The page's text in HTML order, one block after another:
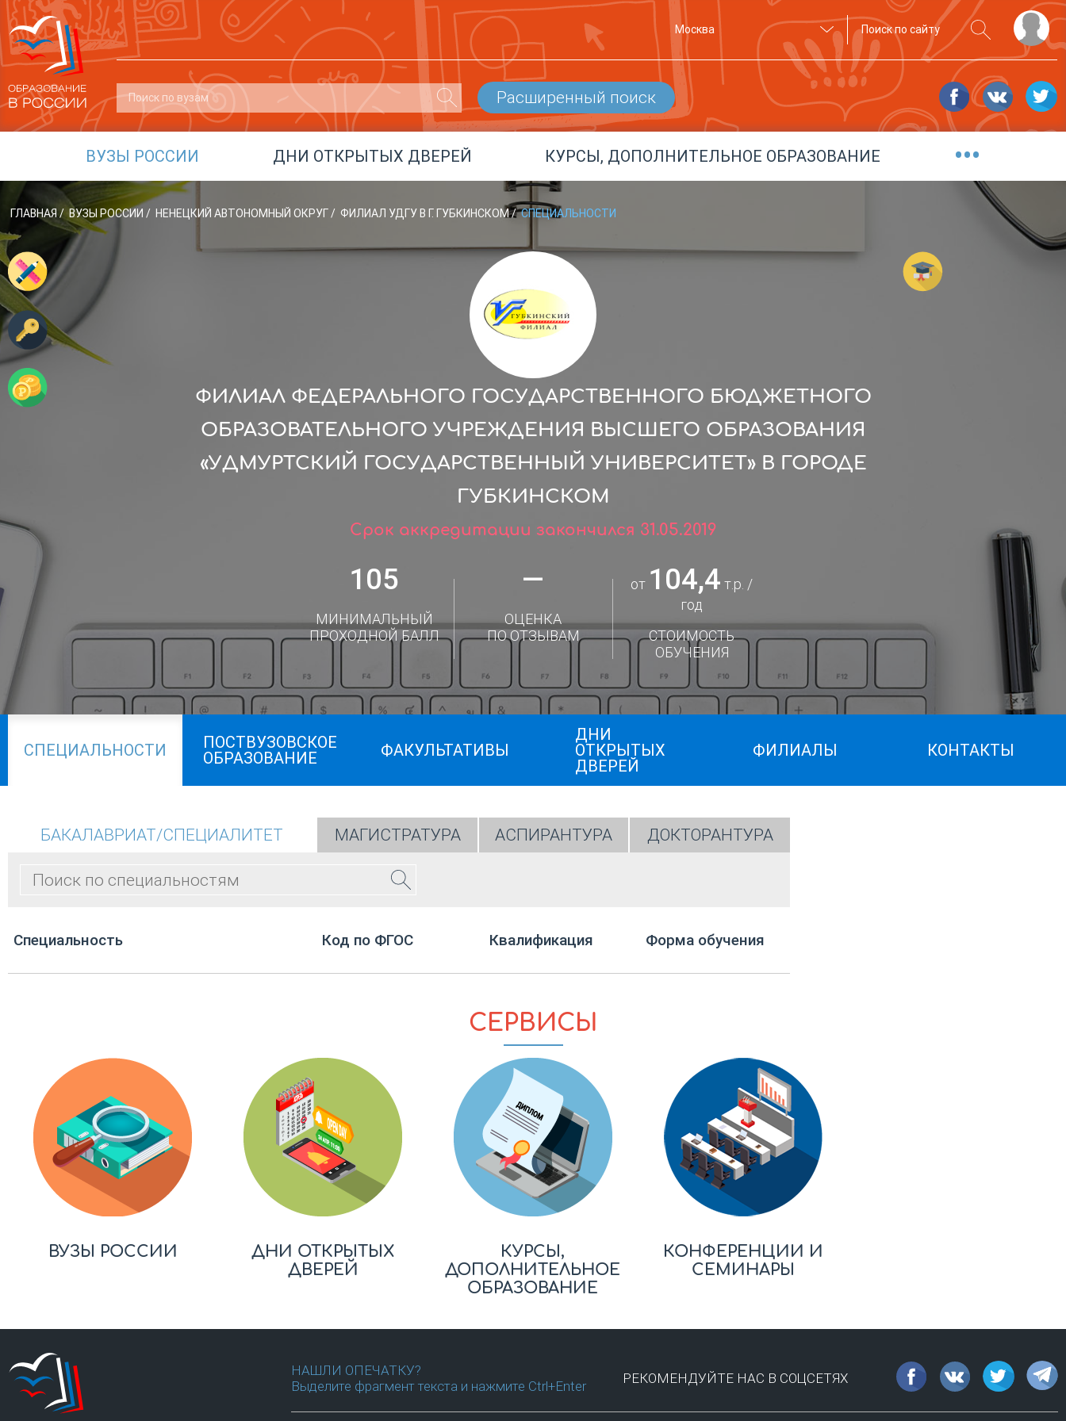
Москва
Расширенный поиск
ВУЗЫ РОССИИ ДНИ ОТКРЫТЫХ ДВЕРЕЙ КУРСЫ, ДОПОЛНИТЕЛЬНОЕ ОБРАЗОВАНИЕ •••
ГЛАВНАЯ/ ВУЗЫ РОССИИ / НЕНЕЦКИЙ АВТОНОМНЫЙ ОКРУГ/ ФИЛИАЛ УДГУ В Г. ГУБКИНСКОМ/ СПЕЦИАЛЬНОСТИ
ФИЛИАЛ ФЕДЕРАЛЬНОГО ГОСУДАРСТВЕННОГО БЮДЖЕТНОГО
ОБРАЗОВАТЕЛЬНОГО УЧРЕЖДЕНИЯ ВЫСШЕГО ОБРАЗОВАНИЯ
«УДМУРТСКИЙ ГОСУДАРСТВЕННЫЙ УНИВЕРСИТЕТ» В ГОРОДЕ
ГУБКИНСКОМ
Срок аккредитации закончился 31.05.2019
105
МИНИМАЛЬНЫЙ
ПРОХОДНОЙ БАЛЛ
—
ОЦЕНКА
ПО ОТЗЫВАМ
от 104,4 т.р. /
год
СТОИМОСТЬ
ОБУЧЕНИЯ
СПЕЦИАЛЬНОСТИ
ПОСТВУЗОВСКОЕ
ОБРАЗОВАНИЕ
ФАКУЛЬТАТИВЫ
ДНИ
ОТКРЫТЫХ
ДВЕРЕЙ
ФИЛИАЛЫ КОНТАКТЫ
БАКАЛАВРИАТ/СПЕЦИАЛИТЕТ МАГИСТРАТУРА АСПИРАНТУРА ДОКТОРАНТУРА
Cпециальность Код по ФГОС Квалификация Форма обучения
СЕРВИСЫ
ВУЗЫ РОССИИ
ДНИ ОТКРЫТЫХ
ДВЕРЕЙ
КУРСЫ,
ДОПОЛНИТЕЛЬНОЕ
ОБРАЗОВАНИЕ
КОНФЕРЕНЦИИ И
СЕМИНАРЫ
НАШЛИ ОПЕЧАТКУ?
Выделите фрагмент текста и нажмите Ctrl+Enter
РЕКОМЕНДУЙТЕ НАС В СОЦСЕТЯХ